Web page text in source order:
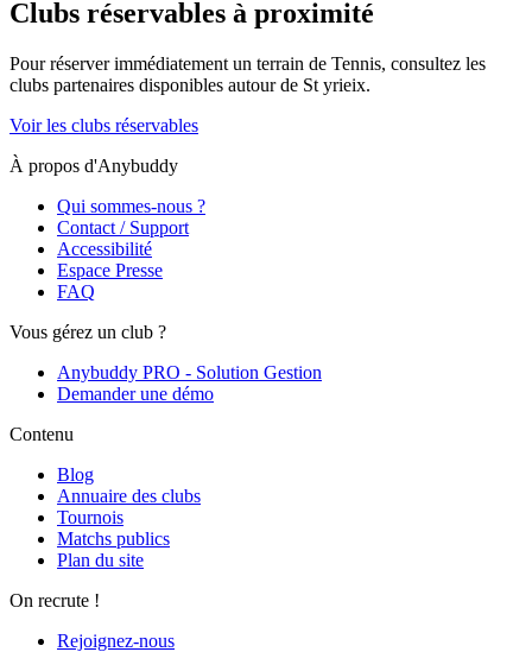
Clubs réservables à proximité
Pour réserver immédiatement un terrain de Tennis, consultez les
clubs partenaires disponibles autour de St yrieix.
Voir les clubs réservables
À propos d'Anybuddy
Qui sommes-nous ?
Contact / Support
Accessibilité
Espace Presse
FAQ
Vous gérez un club ?
Anybuddy PRO - Solution Gestion
Demander une démo
Contenu
Blog
Annuaire des clubs
Tournois
Matchs publics
Plan du site
On recrute !
Rejoignez-nous